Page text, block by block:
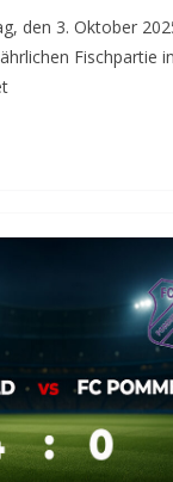
den 3. Oktober
Fischpartie